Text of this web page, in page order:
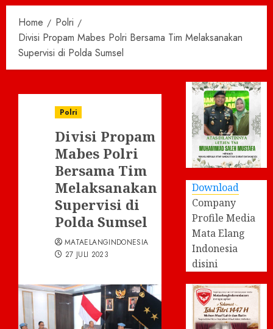
Home
Polri
Divisi Propam Mabes Polri Bersama Tim Melaksanakan
Supervisi di Polda Sumsel
Polri
Divisi Propam
Mabes Polri
Bersama Tim
Melaksanakan
Supervisi di
Polda Sumsel
MATAELANGINDONESIA
27 JULI 2023
Download
Company
Profile Media
Mata Elang
Indonesia
disini